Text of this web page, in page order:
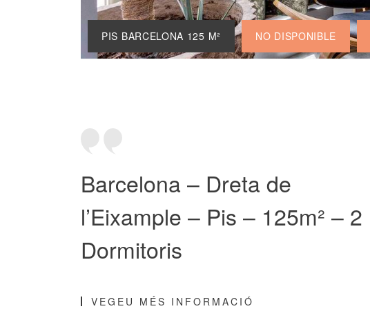
PIS BARCELONA 125 M² NO DISPONIBLE
Barcelona – Dreta de
l’Eixample – Pis – 125m² – 2
Dormitoris
VEGEU MÉS INFORMACIÓ